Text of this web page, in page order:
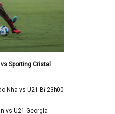
Sporting Cristal
Nha vs U21 Bỉ 23h00
vs U21 Georgia